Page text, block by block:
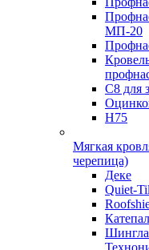
МП-20
С8 для
Н75
Мягкая
черепица)
Деке
Quiet-
Катепал